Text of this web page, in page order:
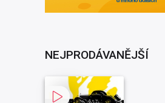
NEJPRODÁVANĚJŠÍ